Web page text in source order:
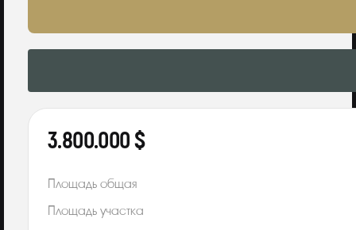
3.800.000 $
Площадь общая
Площадь участка